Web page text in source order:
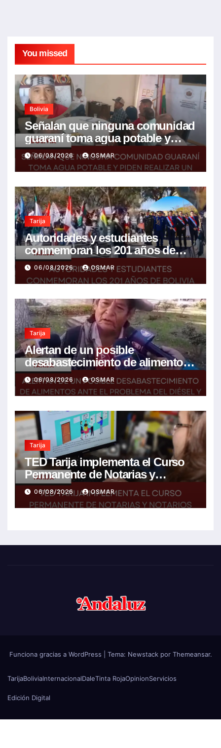
You missed
Bolivia
Señalan que ninguna comunidad
guaraní toma agua potable y
piden realizar un Foro para
resolver la problemática
06/08/2026 OSMAR
Tarija
Autoridades y estudiantes
conmemoran los 201 años de
Bolivia con la esperanza de un
mejor futuro
06/08/2026 OSMAR
Tarija
Alertan de un posible
desabastecimiento de alimentos
ante el problema del diésel y el
encarecimiento de insumos
agrícolas
06/08/2026 OSMAR
Tarija
TED Tarija implementa el Curso
Permanente de Notarias y
Notarios Electorales 2026
06/08/2026 OSMAR
Funciona gracias a WordPress Tema: Newstackpor Themeansar.
TarijaBoliviaInternacionalDaleTinta RojaOpinionServicios
Edición Digital